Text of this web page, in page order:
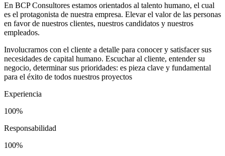
En BCP Consultores estamos orientados al talento humano, el cual
es el protagonista de nuestra empresa. Elevar el valor de las personas
en favor de nuestros clientes, nuestros candidatos y nuestros
empleados.
Involucrarnos con el cliente a detalle para conocer y satisfacer sus
necesidades de capital humano. Escuchar al cliente, entender su
negocio, determinar sus prioridades: es pieza clave y fundamental
para el éxito de todos nuestros proyectos
Experiencia
100%
Responsabilidad
100%